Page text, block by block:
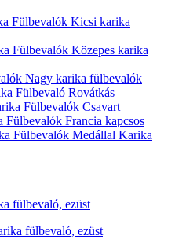
Kicsi karika
Közepes karika
Nagy karika fülbevalók
Rovátkás
Csavart
Francia kapcsos
Karika
fülbevaló, ezüst